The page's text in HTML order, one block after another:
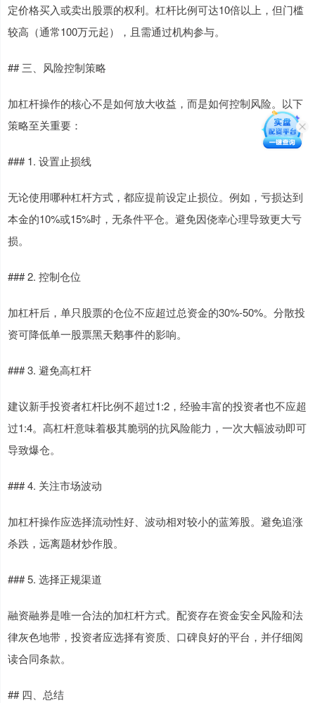
定价格买入或卖出股票的权利。杠杆比例可达10倍以上，但门槛
较高（通常100万元起），且需通过机构参与。
## 三、风险控制策略
加杠杆操作的核心不是如何放大收益，而是如何控制风险。以下
策略至关重要：
### 1. 设置止损线
无论使用哪种杠杆方式，都应提前设定止损位。例如，亏损达到
本金的10%或15%时，无条件平仓。避免因侥幸心理导致更大亏
损。
### 2. 控制仓位
加杠杆后，单只股票的仓位不应超过总资金的30%-50%。分散投
资可降低单一股票黑天鹅事件的影响。
### 3. 避免高杠杆
建议新手投资者杠杆比例不超过1:2，经验丰富的投资者也不应超
过1:4。高杠杆意味着极其脆弱的抗风险能力，一次大幅波动即可
导致爆仓。
### 4. 关注市场波动
加杠杆操作应选择流动性好、波动相对较小的蓝筹股。避免追涨
杀跌，远离题材炒作股。
### 5. 选择正规渠道
融资融券是唯一合法的加杠杆方式。配资存在资金安全风险和法
律灰色地带，投资者应选择有资质、口碑良好的平台，并仔细阅
读合同条款。
## 四、总结